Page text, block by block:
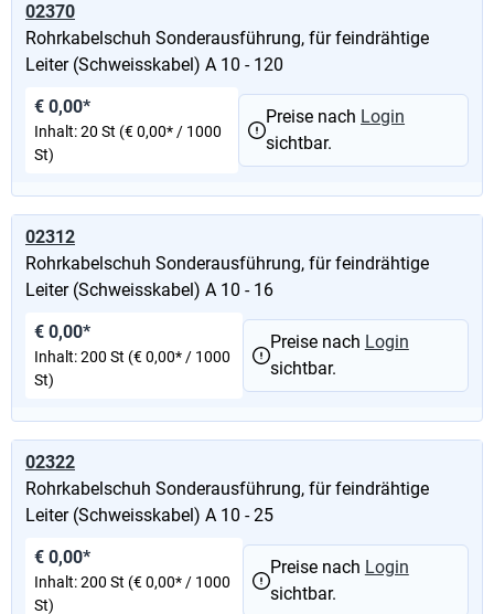
02370
Rohrkabelschuh Sonderausführung, für feindrähtige
Leiter (Schweisskabel) A 10 - 120
€ 0,00*
Inhalt:20 St (€ 0,00* / 1000
St)
Preise nach Login
sichtbar.
02312
Rohrkabelschuh Sonderausführung, für feindrähtige
Leiter (Schweisskabel) A 10 - 16
€ 0,00*
Inhalt:200 St (€ 0,00* / 1000
St)
Preise nach Login
sichtbar.
02322
Rohrkabelschuh Sonderausführung, für feindrähtige
Leiter (Schweisskabel) A 10 - 25
€ 0,00*
Inhalt:200 St (€ 0,00* / 1000
St)
Preise nach Login
sichtbar.